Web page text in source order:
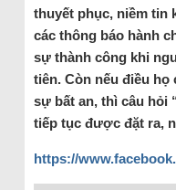
thuyết phục, niềm tin
các thông báo hành
sự thành công khi
tiên. Còn nếu điều
sự bất an, thì câu hỏi
tiếp tục được đặt ra,
https://